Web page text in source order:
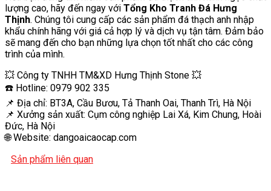
lượng cao, hãy đến ngay với Tổng Kho Tranh Đá Hưng
Thịnh. Chúng tôi cung cấp các sản phẩm đá thạch anh nhập
khẩu chính hãng với giá cả hợp lý và dịch vụ tận tâm. Đảm bảo
sẽ mang đến cho bạn những lựa chọn tốt nhất cho các công
trình của mình.
💥 Công ty TNHH TM&XD Hưng Thịnh Stone 💥
☎️ Hotline: 0979 902 335
📌 Địa chỉ: BT3A, Cầu Bươu, Tả Thanh Oai, Thanh Trì, Hà Nội
📌 Xưởng sản xuất: Cụm công nghiệp Lai Xá, Kim Chung, Hoài
Đức, Hà Nội
🌐 Website: dangoaicaocap.com
Sản phẩm liên quan